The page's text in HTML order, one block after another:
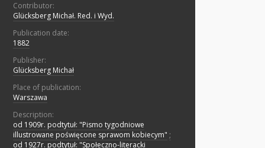
Contributor:
Glücksberg Michał. Red. i Wyd.
Publication date:
1882
Publisher:
Glücksberg Michał
Place of publication:
Warszawa
Description:
od 1909r. podtytuł: "Pismo tygodniowe
illustrowane poświęcone sprawom kobiecym" ;
od 1927r. podtytuł: "Społeczno-literacki